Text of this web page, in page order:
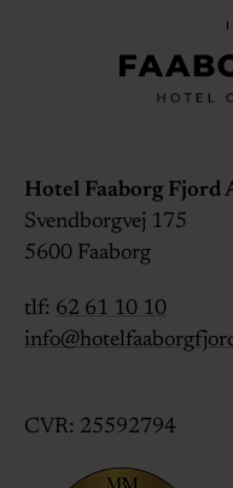
Hotel Faaborg Fjord
Svendborgvej 175
5600 Faaborg
tlf: 62 61 10 10
CVR: 25592794